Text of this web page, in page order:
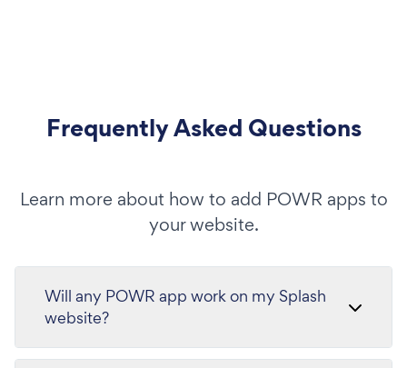
Frequently Asked Questions
Learn more about how to add POWR apps to
your website.
Will any POWR app work on my Splash
website?